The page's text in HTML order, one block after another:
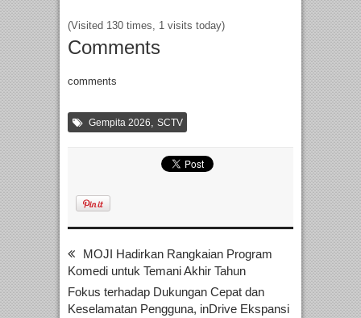
(Visited 130 times, 1 visits today)
Comments
comments
Gempita 2026, SCTV
MOJI Hadirkan Rangkaian Program
Komedi untuk Temani Akhir Tahun
Fokus terhadap Dukungan Cepat dan
Keselamatan Pengguna, inDrive Ekspansi